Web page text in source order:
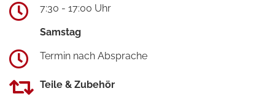
7:30 - 17:00 Uhr
Samstag
Termin nach Absprache
Teile & Zubehör